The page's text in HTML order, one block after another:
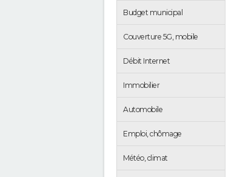
Budget municipal
Couverture 5G, mobile
Débit Internet
Immobilier
Automobile
Emploi, chômage
Météo, climat